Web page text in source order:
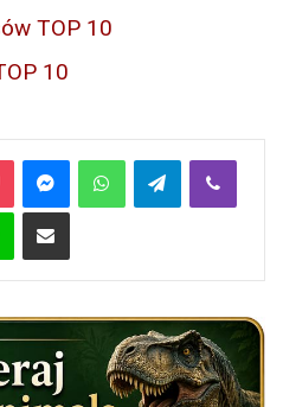
TOP 10
10
Pocket MessengerWhatsAppTelegramViber
Line Share via Email